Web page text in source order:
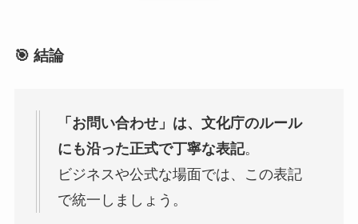
🎯 結論
「お問い合わせ」は、文化庁のルール
にも沿った正式で丁寧な表記。
ビジネスや公式な場面では、この表記
で統一しましょう。